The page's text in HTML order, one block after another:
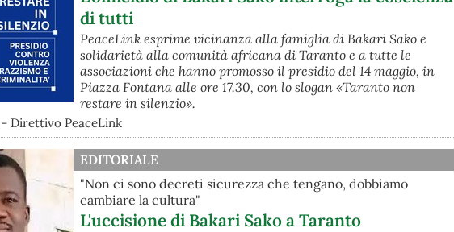
di tutti
PeaceLink esprime vicinanza alla famiglia di Bakari Sako e
solidarietà alla comunità africana di Taranto e a tutte le
associazioni che hanno promosso il presidio del 14 maggio, in
Piazza Fontana alle ore 17.30, con lo slogan «Taranto non
restare in silenzio».
- Direttivo PeaceLink
EDITORIALE
"Non ci sono decreti sicurezza che tengano, dobbiamo
cambiare la cultura"
L'uccisione di Bakari Sako a Taranto